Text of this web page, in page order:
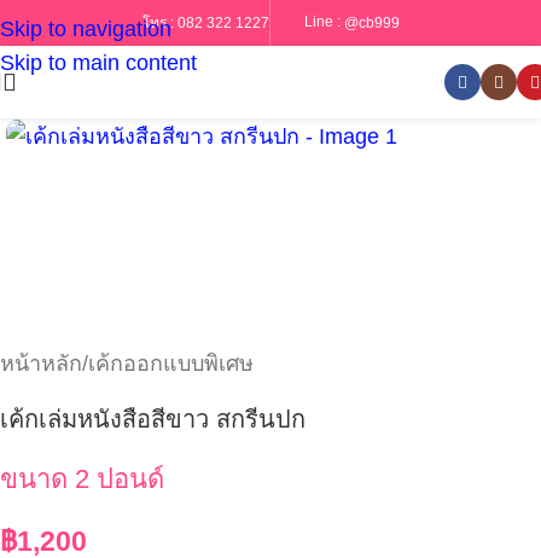
Skip to navigation
Skip to main content
โทร : 082 322 1227 Line : @cb999
หน้าหลัก/เค้กออกแบบพิเศษ
เค้กเล่มหนังสือสีขาว สกรีนปก
ขนาด 2 ปอนด์
฿1,200